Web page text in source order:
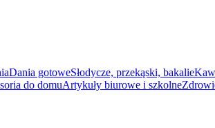
Dania gotoweSłodycze, przekąski, bakalie
do domuArtykuły biurowe i szkolne